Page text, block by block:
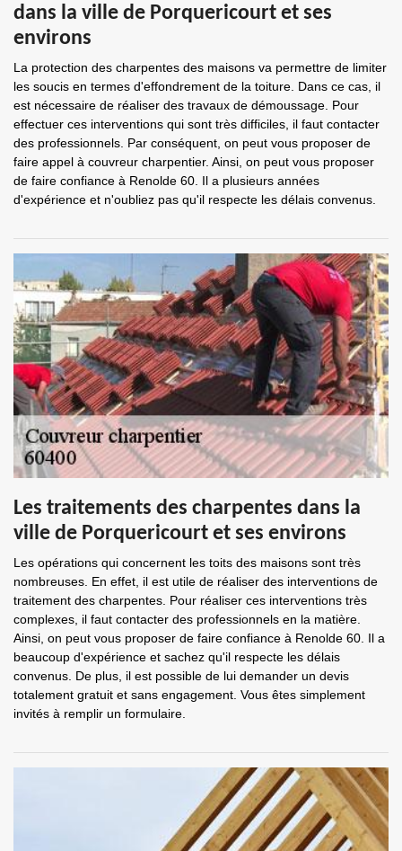
dans la ville de Porquericourt et ses
environs
La protection des charpentes des maisons va permettre de limiter
les soucis en termes d'effondrement de la toiture. Dans ce cas, il
est nécessaire de réaliser des travaux de démoussage. Pour
effectuer ces interventions qui sont très difficiles, il faut contacter
des professionnels. Par conséquent, on peut vous proposer de
faire appel à couvreur charpentier. Ainsi, on peut vous proposer
de faire confiance à Renolde 60. Il a plusieurs années
d'expérience et n'oubliez pas qu'il respecte les délais convenus.
Les traitements des charpentes dans la
ville de Porquericourt et ses environs
Les opérations qui concernent les toits des maisons sont très
nombreuses. En effet, il est utile de réaliser des interventions de
traitement des charpentes. Pour réaliser ces interventions très
complexes, il faut contacter des professionnels en la matière.
Ainsi, on peut vous proposer de faire confiance à Renolde 60. Il a
beaucoup d'expérience et sachez qu'il respecte les délais
convenus. De plus, il est possible de lui demander un devis
totalement gratuit et sans engagement. Vous êtes simplement
invités à remplir un formulaire.